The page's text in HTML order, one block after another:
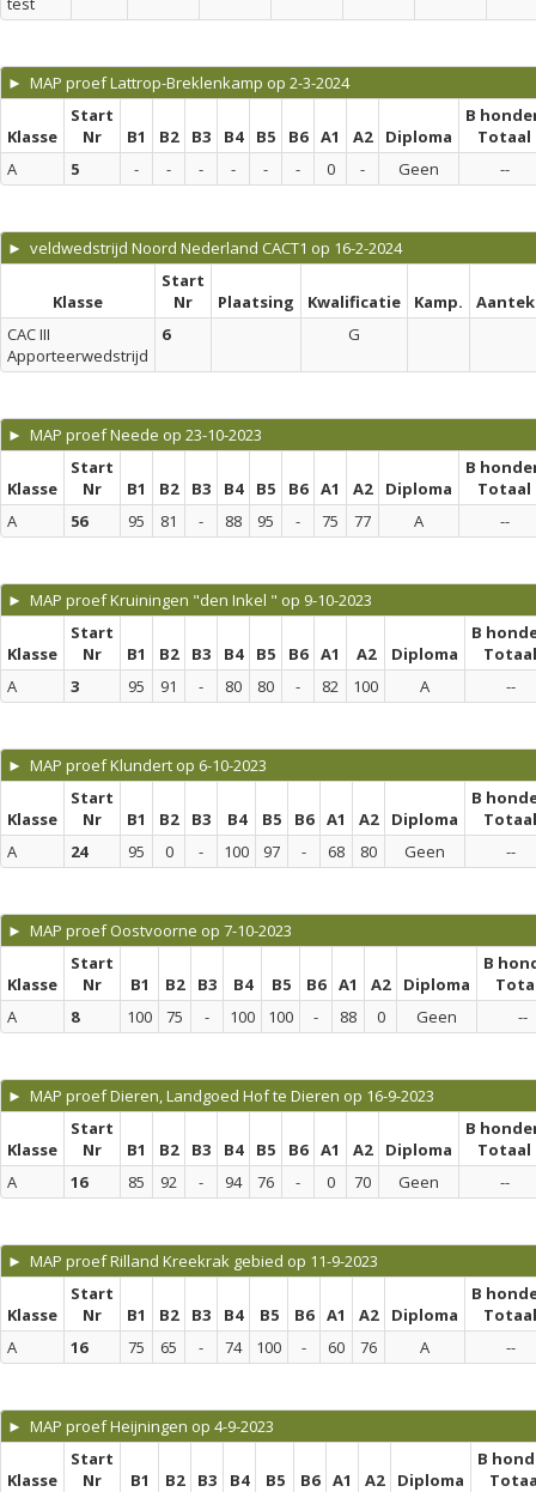
► MAP proef Lattrop-Breklenkamp op 2-3-2024
Klasse
Start
Nr
B1 B2 B3 B4 B5 B6 A1 A2 Diploma
B
Totaal
A
5 - - - - - - 0 - Geen --
► veldwedstrijd Noord Nederland CACT1 op 16-2-2024
Klasse
Start
Nr
Plaatsing Kwalificatie Kamp.
CAC III
Apporteerwedstrijd
6 G
► MAP proef Neede op 23-10-2023
Klasse
Start
Nr
B1 B2 B3 B4 B5 B6 A1 A2 Diploma
B
Totaal
A
56 95 81 - 88 95 - 75 77 A --
► MAP proef Kruiningen "den Inkel " op 9-10-2023
Klasse
Start
Nr
B1 B2 B3 B4 B5 B6 A1 A2 Diploma
B
Totaal
A
3 95 91 - 80 80 - 82 100 A --
► MAP proef Klundert op 6-10-2023
Klasse
Start
Nr
B1 B2 B3 B4 B5 B6 A1 A2 Diploma
B
Totaal
A
24 95 0 - 100 97 - 68 80 Geen --
► MAP proef Oostvoorne op 7-10-2023
Klasse
Start
Nr
B1 B2 B3 B4 B5 B6 A1 A2 Diploma
B
A
8 100 75 - 100 100 - 88 0 Geen --
► MAP proef Dieren, Landgoed Hof te Dieren op 16-9-2023
Klasse
Start
Nr
B1 B2 B3 B4 B5 B6 A1 A2 Diploma
B
Totaal
A
16 85 92 - 94 76 - 0 70 Geen --
► MAP proef Rilland Kreekrak gebied op 11-9-2023
Klasse
Start
Nr
B1 B2 B3 B4 B5 B6 A1 A2 Diploma
B
Totaal
A
16 75 65 - 74 100 - 60 76 A --
► MAP proef Heijningen op 4-9-2023
Klasse
Start
Nr
B1 B2 B3 B4 B5 B6 A1 A2 Diploma
B